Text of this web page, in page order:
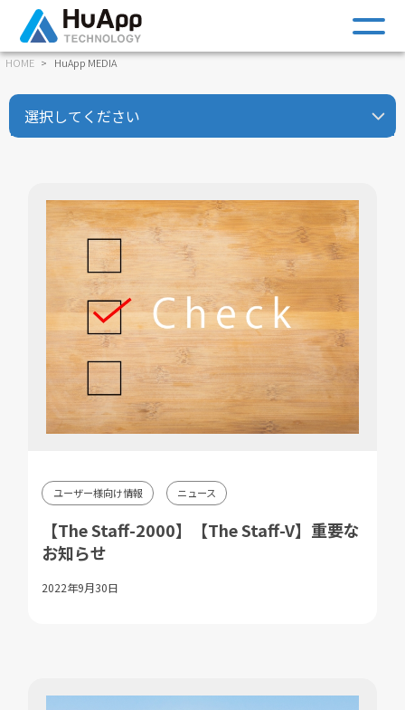
HOME HuApp MEDIA
選択してください
ユーザー様向け情報 ニュース
【The Staff-2000】【The Staff-V】重要な
お知らせ
2022年9月30日